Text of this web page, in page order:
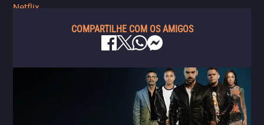
Netflix.
COMPARTILHE COM OS AMIGOS